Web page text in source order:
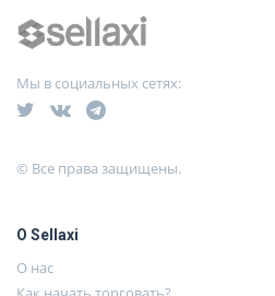
Мы в социальных сетях:
© Все права защищены.
О Sellaxi
О нас